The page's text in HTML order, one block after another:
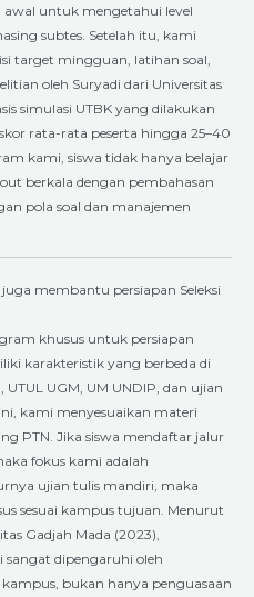
awal untuk mengetahui level
subtes. Setelah itu, kami
target mingguan, latihan soal,
oleh Suryadi dari Universitas
simulasi UTBK yang dilakukan
rata-rata peserta hingga 25–40
kami, siswa tidak hanya belajar
berkala dengan pembahasan
pola soal dan manajemen
membantu persiapan Seleksi
khusus untuk persiapan
karakteristik yang berbeda di
UGM, UM UNDIP, dan ujian
kami menyesuaikan materi
PTN. Jika siswa mendaftar jalur
fokus kami adalah
ujian tulis mandiri, maka
sesuai kampus tujuan. Menurut
Gadjah Mada (2023),
sangat dipengaruhi oleh
bukan hanya penguasaan